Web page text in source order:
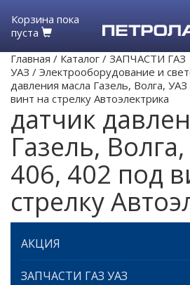
Корзина пока
пуста
Главная / Каталог / ЗАПЧАСТИ ГАЗ
УАЗ / Электрооборудование и
давления масла Газель, Волга,
винт на стрелку Автоэлектрика
датчик
Газель,
406, 402 под
стрелку
АКЦИЯ
ЗАПЧАСТИ ГАЗ УАЗ